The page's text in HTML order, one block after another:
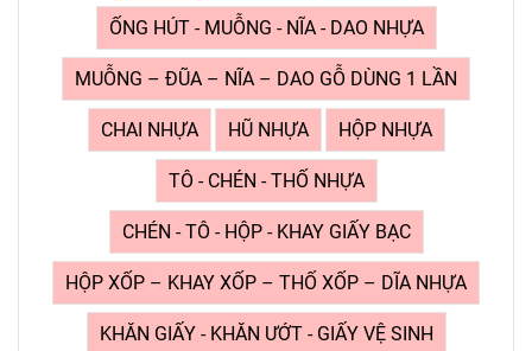
ỐNG HÚT - MUỖNG - NĨA - DAO NHỰA
MUỖNG – ĐŨA – NĨA – DAO GỖ DÙNG 1 LẦN
CHAI NHỰA HŨ NHỰA HỘP NHỰA
TÔ - CHÉN - THỐ NHỰA
CHÉN - TÔ - HỘP - KHAY GIẤY BẠC
HỘP XỐP – KHAY XỐP – THỐ XỐP – DĨA NHỰA
KHĂN GIẤY - KHĂN ƯỚT - GIẤY VỆ SINH